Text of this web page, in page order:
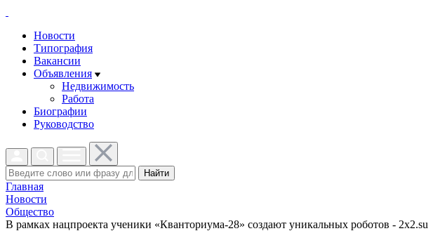
Новости
Типография
Вакансии
Объявления
Недвижимость
Работа
Биографии
Руководство
Найти
Главная
Новости
Общество
В рамках нацпроекта ученики «Кванториума-28» создают уникальных роботов - 2x2.su